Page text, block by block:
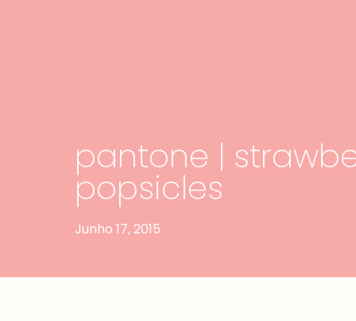
pantone |
popsicles
Junho 17, 2015